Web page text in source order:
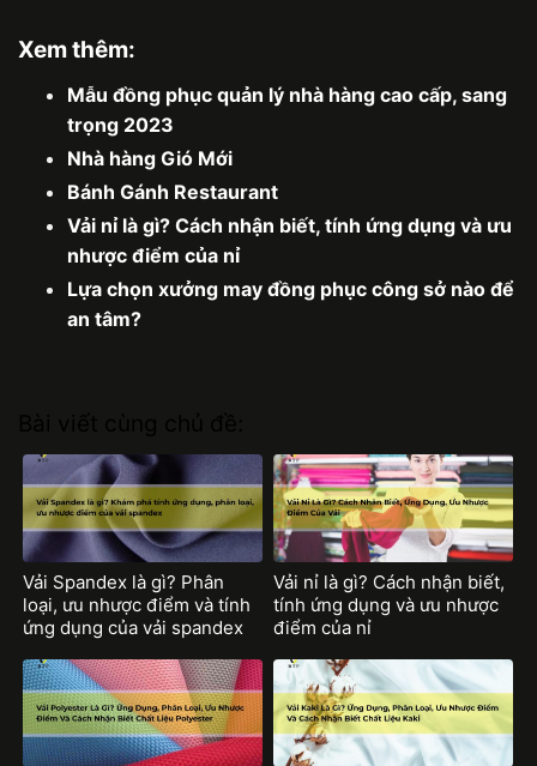
Xem thêm:
Mẫu đồng phục quản lý nhà hàng cao cấp, sang
trọng 2023
Nhà hàng Gió Mới
Bánh Gánh Restaurant
Vải nỉ là gì? Cách nhận biết, tính ứng dụng và ưu
nhược điểm của nỉ
Lựa chọn xưởng may đồng phục công sở nào để
an tâm?
Vải Spandex là gì? Phân
loại, ưu nhược điểm và tính
ứng dụng của vải spandex
Vải nỉ là gì? Cách nhận biết,
tính ứng dụng và ưu nhược
điểm của nỉ